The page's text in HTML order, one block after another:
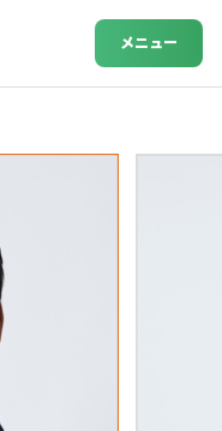
メニュー